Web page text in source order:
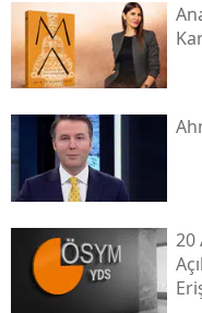
20